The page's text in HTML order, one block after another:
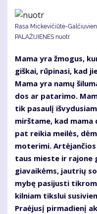
Rasa Mickevičiūtė-
PALAŽIJIENĖS nuotr.
Ma­ma yra žmo­gus,
giš­kai, rū­pi­na­si, kad
Ma­ma yra na­mų
dos ar pa­ta­ri­mo.
tik pa­sau­lį
mirš­ta­me, kad
pat rei­kia mei­lės,
mo­te­ri­mi.
taus mies­te ir ra­jo­ne
gia­vai­kėms, jaut­rių
my­bę pa­si­jus­ti
kil­niam tiks­lui
Pra­ėju­sį pir­ma­die­nį